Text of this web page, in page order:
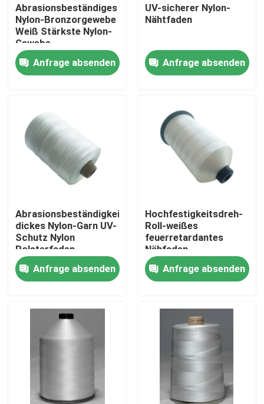
Zu Hause
Videos
Über uns
Werksbesichtigung
Qualitätskontrolle
Bitte um ein Angebot
Hoher Hartnäckigkeits-Polyester-Faden
Gewebe aus Polyesterfilament mit hoher Festigkeit
Abrasionsbeständiges
Nylon-Bronzorgewebe
Weiß Stärkste Nylon-
Gewebe
Anfrage absenden
UV-sicherer Nylon-
Nähtfaden
Anfrage absenden
Abrasionsbeständigkeit
dickes Nylon-Garn UV-
Schutz Nylon
Polsterfaden
Anfrage absenden
Hochfestigkeitsdreh-
Roll-weißes
feuerretardantes
Nähfaden
Anfrage absenden